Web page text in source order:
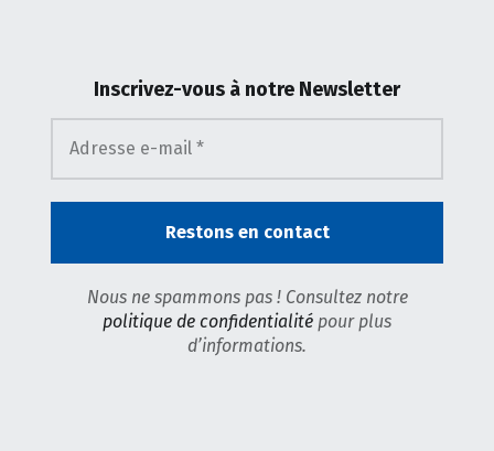
Inscrivez-vous à notre Newsletter
Nous ne spammons pas ! Consultez notre
politique de confidentialité pour plus
d’informations.